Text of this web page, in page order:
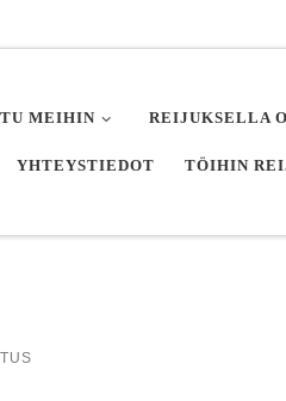
MEIHIN REIJUKSELLA
YHTEYSTIEDOT TÖIHIN